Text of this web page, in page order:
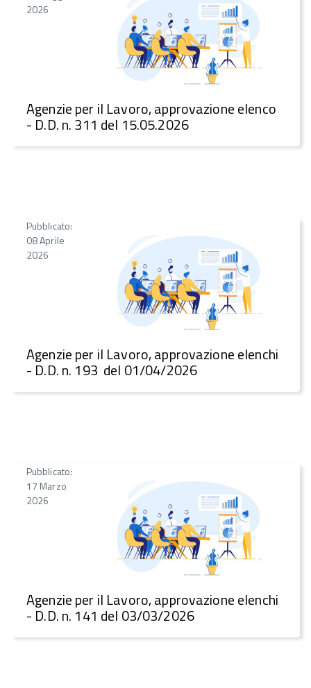
2026
Agenzie per il Lavoro, approvazione elenco
- D.D. n. 311 del 15.05.2026
Pubblicato:
08 Aprile
2026
Agenzie per il Lavoro, approvazione elenchi
- D.D. n. 193 del 01/04/2026
Pubblicato:
17 Marzo
2026
Agenzie per il Lavoro, approvazione elenchi
- D.D. n. 141 del 03/03/2026